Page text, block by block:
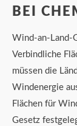
BEI
Wind-an-Land-
Verbindliche
müssen die
Windenergie
Flächen für
Gesetz